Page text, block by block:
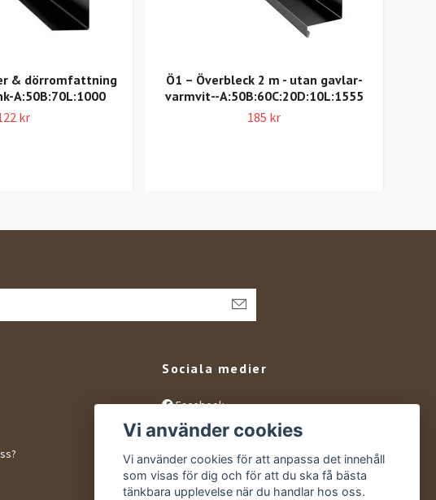
& dörromfattning
A:50B:70L:1000
kr
Ö1 – Överbleck 2 m - utan gavlar-
varmvit--A:50B:60C:20D:10L:1555
185 kr
Sociala medier
Facebook
Instagram
YouTube
Vi använder cookies
Vi använder cookies för att anpassa det innehåll
som visas för dig och för att du ska få bästa
tänkbara upplevelse när du handlar hos oss.